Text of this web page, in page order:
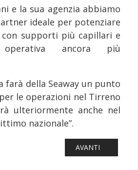
e la sua agenzia abbiamo
ideale per potenziare
supporti più capillari e
operativa ancora più
farà della Seaway un punto
le operazioni nel Tirreno
ulteriormente anche nel
nazionale”.
TRASPORTI, ASSEARTICOLO
AVANTI